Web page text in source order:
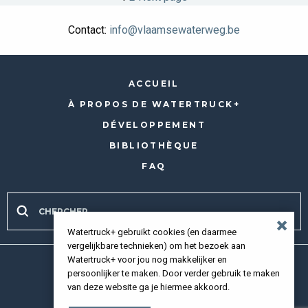
publications
Contact: info@vlaamsewaterweg.be
ACCUEIL
À PROPOS DE WATERTRUCK+
DÉVELOPPEMENT
BIBLIOTHÈQUE
FAQ
Tous droits réservés 2026 |Privacy policy
Watertruck+ gebruikt cookies (en daarmee
vergelijkbare technieken) om het bezoek aan
Watertruck+ voor jou nog makkelijker en
persoonlijker te maken. Door verder gebruik te maken
van deze website ga je hiermee akkoord.